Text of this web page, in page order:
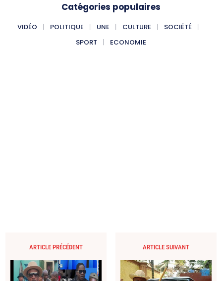
Catégories populaires
VIDÉO POLITIQUE UNE CULTURE
SOCIÉTÉ
SPORT
ECONOMIE
ARTICLE PRÉCÉDENT ARTICLE SUIVANT